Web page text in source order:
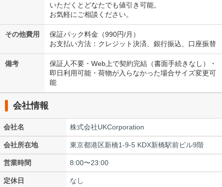
いただくとどなたでも値引き可能。
お気軽にご相談ください。
その他費用
保証パック料金（990円/月）
お支払い方法：クレジット決済、銀行振込、口座振替
備考
保証人不要・Web上で契約完結（書面手続きなし）・
即日利用可能・荷物が入らなかった場合サイズ変更可
能
会社情報
会社名 株式会社UKCorporation
会社所在地 東京都港区新橋1-9-5 KDX新橋駅前ビル9階
営業時間 8:00〜23:00
定休日 なし